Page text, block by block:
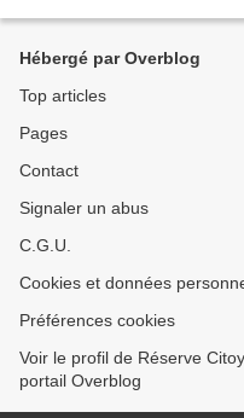
Hébergé par Overblog
Top articles
Pages
Contact
Signaler un abus
C.G.U.
Cookies et données
Préférences cookies
Voir le profil de Réserve
portail Overblog